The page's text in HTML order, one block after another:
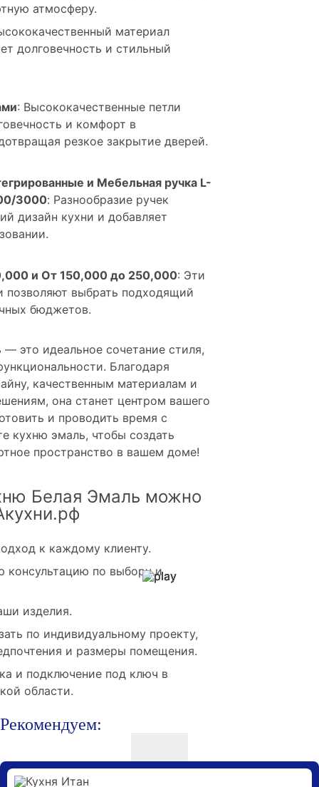
атмосферу.
материал
долговечность и стильный
: Высококачественные петли
и комфорт в
резкое закрытие дверей.
и Мебельная ручка L-
3000: Разнообразие ручек
дизайн кухни и добавляет
и От 150,000 до 250,000: Эти
позволяют выбрать подходящий
бюджетов.
это идеальное сочетание стиля,
Благодаря
качественным материалам и
она станет центром вашего
и проводить время с
кухню эмаль, чтобы создать
пространство в вашем доме!
Белая Эмаль можно
к каждому клиенту.
консультацию по выбору и
изделия.
по индивидуальному проекту,
и размеры помещения.
и подключение под ключ в
области.
Рекомендуем: